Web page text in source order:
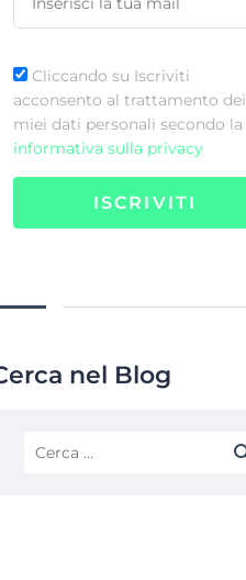
Cliccando su Iscriviti
acconsento al trattamento dei
miei dati personali secondo la
informativa sulla privacy
ISCRIVITI
nel Blog